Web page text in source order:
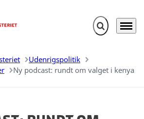
Fold søgefelt
Menu
Udenrigspolitik
Ny podcast: rundt om valget i kenya